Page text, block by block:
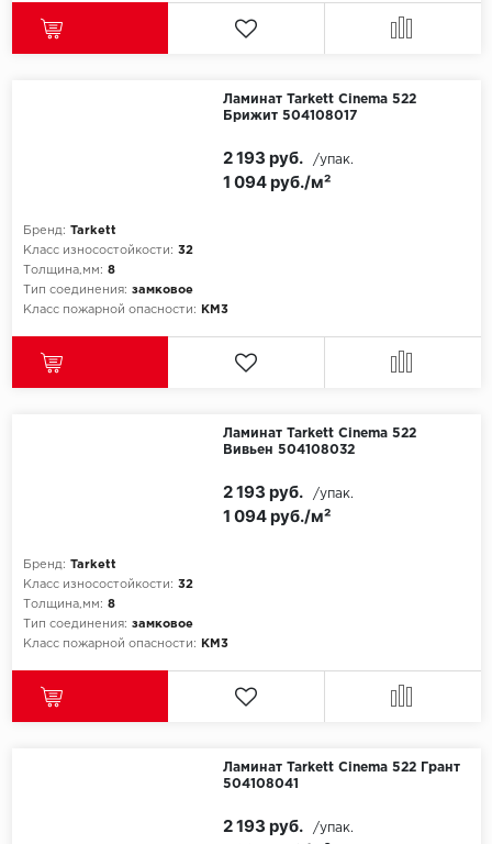
Ламинат Tarkett Cinema 522
Брижит 504108017
Бренд: Tarkett
Класс износостойкости: 32
Толщина,мм: 8
Тип соединения: замковое
Класс пожарной опасности:
КМ3
1 094 руб./м²
2 193 руб. /упак.
Ламинат Tarkett Cinema 522
Вивьен 504108032
Бренд: Tarkett
Класс износостойкости: 32
Толщина,мм: 8
Тип соединения: замковое
Класс пожарной опасности:
КМ3
1 094 руб./м²
2 193 руб. /упак.
Ламинат Tarkett Cinema 522 Грант
504108041
2 193 руб. /упак.